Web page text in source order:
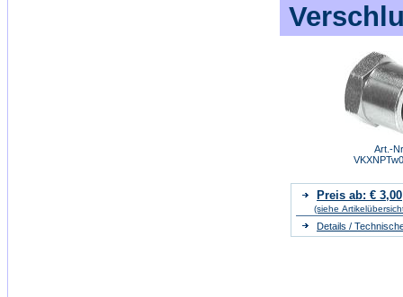
Art.-
Preis ab: € 3,00
(siehe
Details /